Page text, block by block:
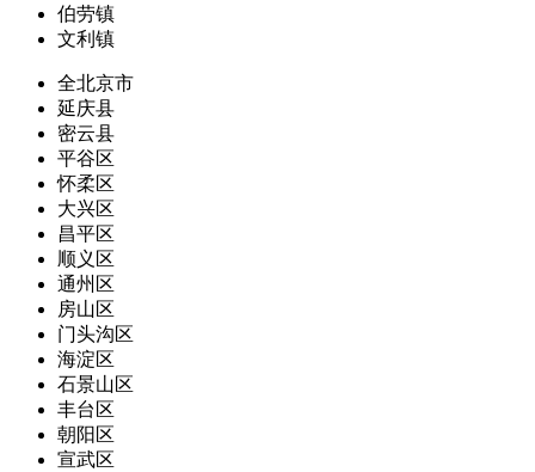
伯劳镇
文利镇
全北京市
延庆县
密云县
平谷区
怀柔区
大兴区
昌平区
顺义区
通州区
房山区
门头沟区
海淀区
石景山区
丰台区
朝阳区
宣武区